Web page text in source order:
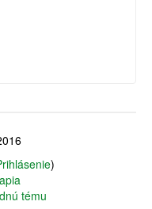
)
tému